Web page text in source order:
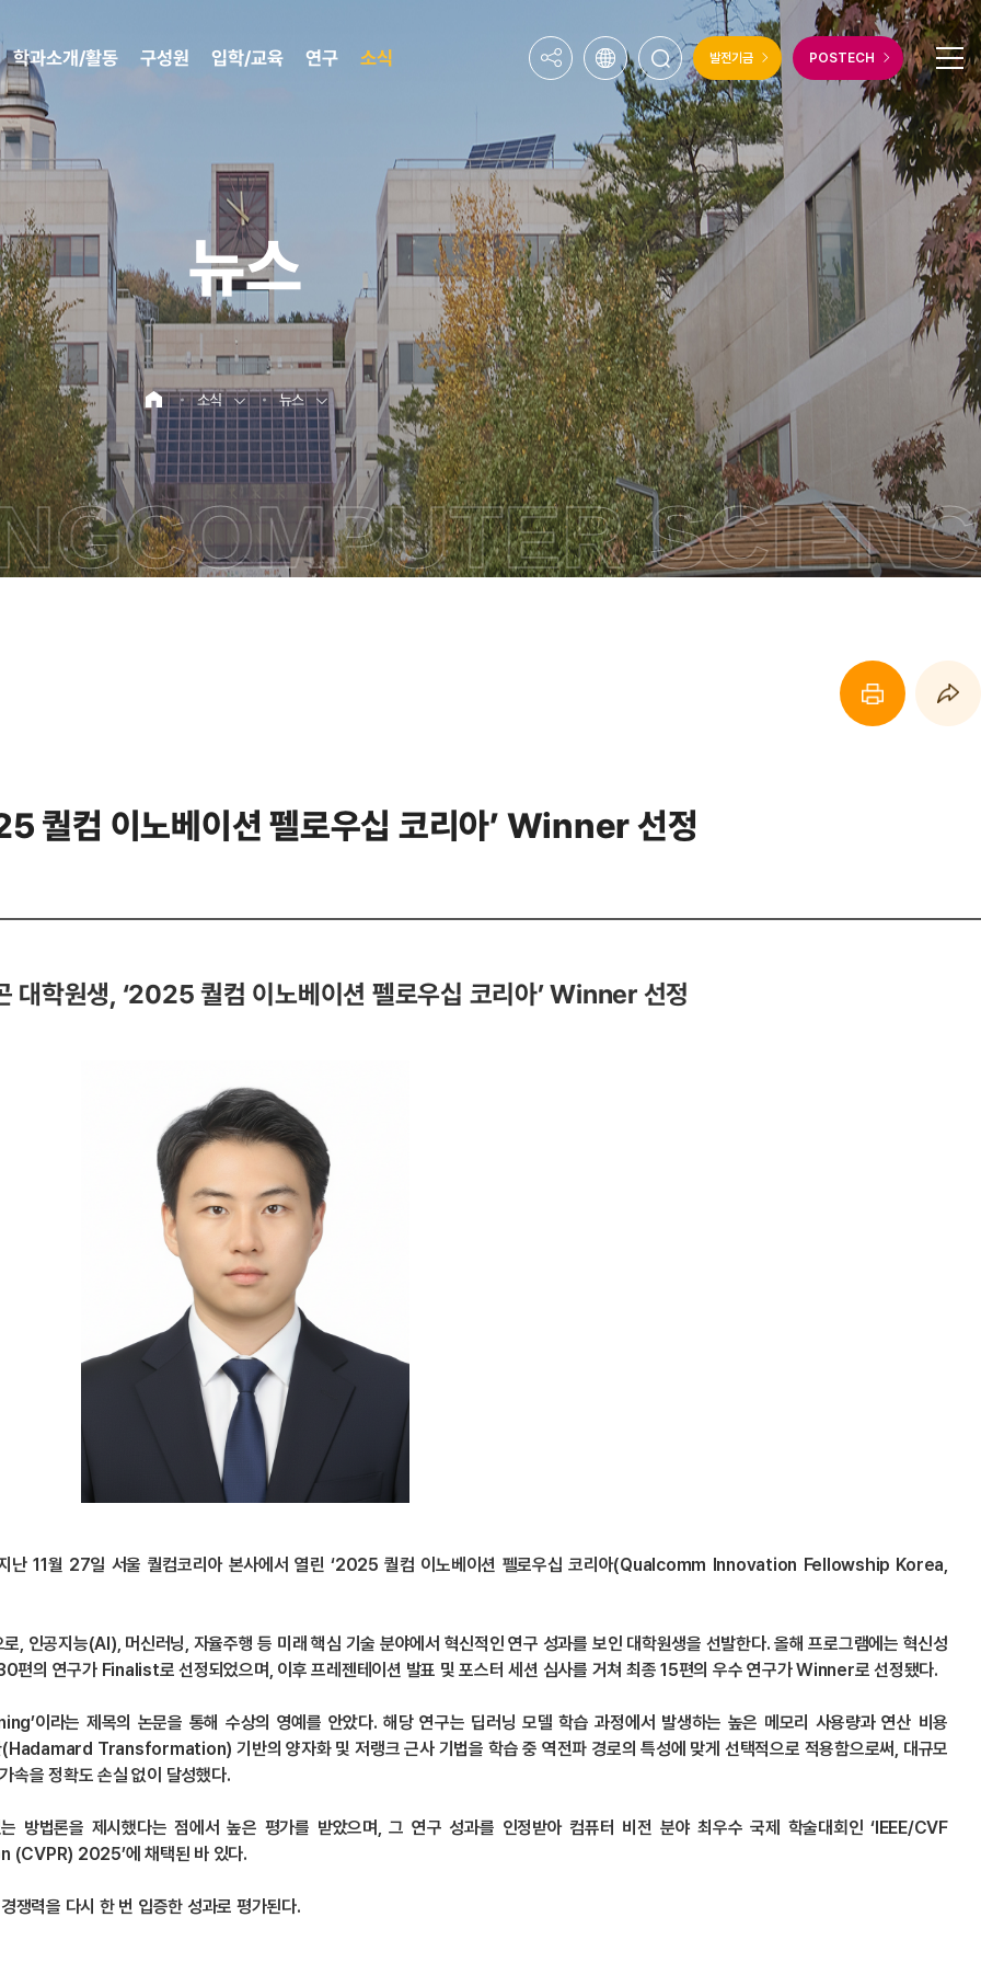
학과소개/활동 구성원 입학/교육 연구 소식 발전기금 POSTECH
뉴스
소식 뉴스
COMPUTER
퀄컴 이노베이션 펠로우십 코리아’ Winner 선정
대학원생, ‘2025 퀄컴 이노베이션 펠로우십 코리아’ Winner 선정
지난 11월 27일 서울 퀄컴코리아 본사에서 열린 ‘2025 퀄컴 이노베이션 펠로우십 코리아(Qualcomm Innovation Fellowship Korea,
인공지능(AI), 머신러닝, 자율주행 등 미래 핵심 기술 분야에서 혁신적인 연구 성과를 보인 대학원생을 선발한다. 올해 프로그램에는 혁신성
편의 연구가 Finalist로 선정되었으며, 이후 프레젠테이션 발표 및 포스터 세션 심사를 거쳐 최종 15편의 우수 연구가 Winner로 선정됐다.
라는 제목의 논문을 통해 수상의 영예를 안았다. 해당 연구는 딥러닝 모델 학습 과정에서 발생하는 높은 메모리 사용량과 연산 비용
(Hadamard Transformation) 기반의 양자화 및 저랭크 근사 기법을 학습 중 역전파 경로의 특성에 맞게 선택적으로 적용함으로써, 대규모
속을 정확도 손실 없이 달성했다.
방법론을 제시했다는 점에서 높은 평가를 받았으며, 그 연구 성과를 인정받아 컴퓨터 비전 분야 최우수 국제 학술대회인 ‘IEEE/CVF
2025’에 채택된 바 있다.
쟁력을 다시 한 번 입증한 성과로 평가된다.